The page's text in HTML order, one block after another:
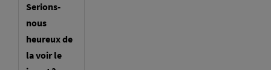
Serions-
nous
heureux de
la voir le